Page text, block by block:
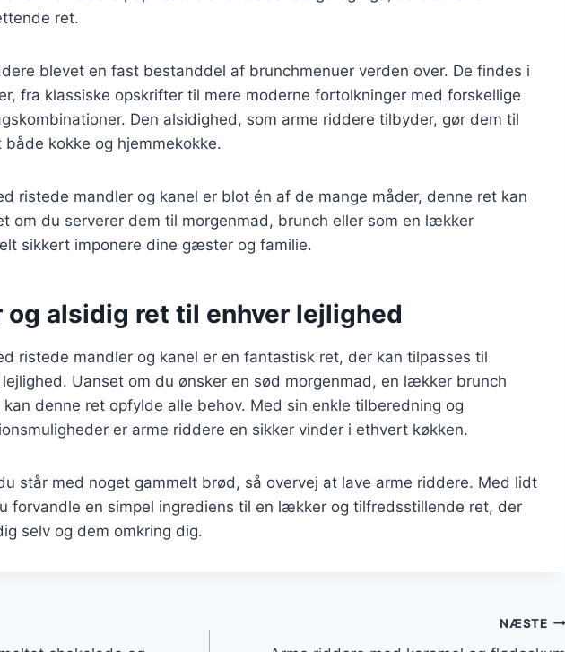
ret.
blevet en fast bestanddel af brunchmenuer verden over. De findes i
fra klassiske opskrifter til mere moderne fortolkninger med forskellige
Den alsidighed, som arme riddere tilbyder, gør dem til
kokke og hjemmekokke.
ristede mandler og kanel er blot én af de mange måder, denne ret kan
om du serverer dem til morgenmad, brunch eller som en lækker
sikkert imponere dine gæster og familie.
og alsidig ret til enhver lejlighed
ristede mandler og kanel er en fantastisk ret, der kan tilpasses til
Uanset om du ønsker en sød morgenmad, en lækker brunch
denne ret opfylde alle behov. Med sin enkle tilberedning og
er arme riddere en sikker vinder i ethvert køkken.
står med noget gammelt brød, så overvej at lave arme riddere. Med lidt
forvandle en simpel ingrediens til en lækker og tilfredsstillende ret, der
selv og dem omkring dig.
NÆSTE